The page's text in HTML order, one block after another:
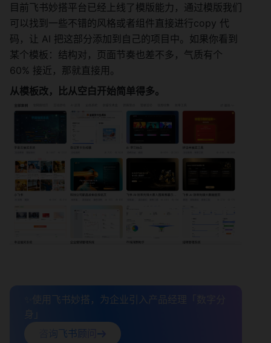
目前飞书妙搭平台已经上线了模版能力，通过模版我们
可以找到一些不错的风格或者组件直接进行copy 代
码，让 AI 把这部分添加到自己的项目中。如果你看到
某个模板：结构对，页面节奏也差不多，气质有个
60% 接近，那就直接用。
从模板改，比从空白开始简单得多。
✨使用飞书妙搭，为企业引入产品经理「数字分
咨询飞书顾问